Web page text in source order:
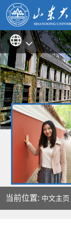
当前位置: 中文主页